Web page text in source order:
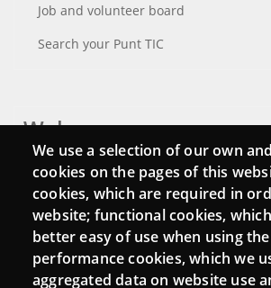
Job and volunteer board
Search your Punt TIC
Webs
Login
Mattermost Punt TIC
Moodle CampusLab
We use a selection of our own
cookies on the pages of this
cookies, which are required in
website; functional cookies,
better easy of use when using
performance cookies, which we
aggregated data on website use